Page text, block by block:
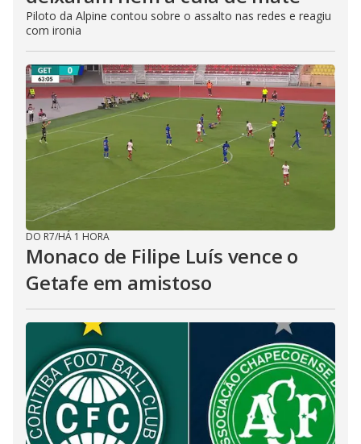
Piloto da Alpine contou sobre o assalto nas redes e reagiu
com ironia
DO R7/HÁ 1 HORA
Monaco de Filipe Luís vence o
Getafe em amistoso